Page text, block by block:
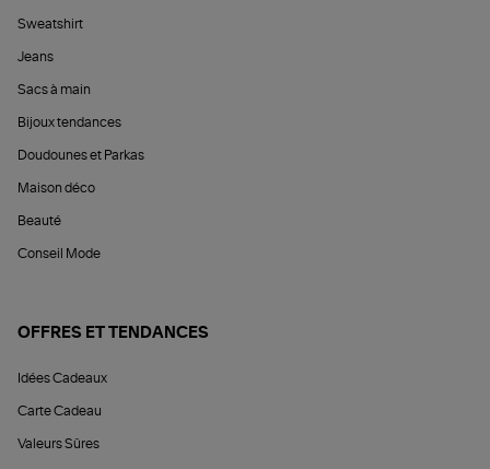
Sweatshirt
Jeans
Sacs à main
Bijoux tendances
Doudounes et Parkas
Maison déco
Beauté
Conseil Mode
OFFRES ET TENDANCES
Idées Cadeaux
Carte Cadeau
Valeurs Sûres